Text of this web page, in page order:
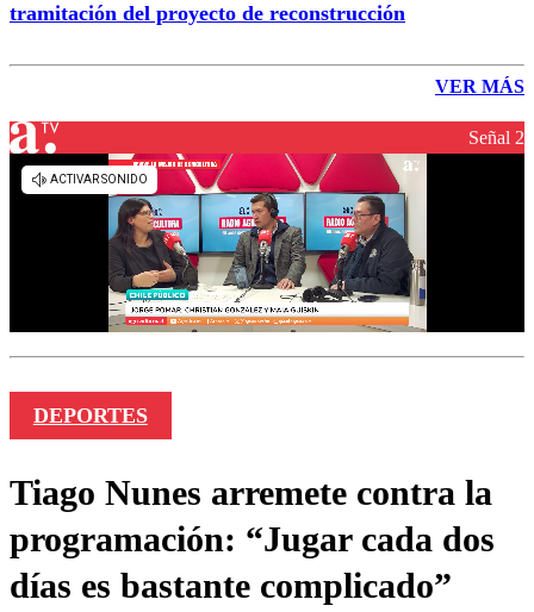
tramitación del proyecto de reconstrucción
VER MÁS
Señal 2
DEPORTES
Tiago Nunes arremete contra la
programación: “Jugar cada dos
días es bastante complicado”